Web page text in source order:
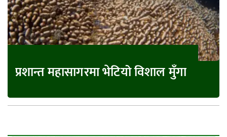
प्रशान्त महासागरमा भेटियो विशाल मुँगा